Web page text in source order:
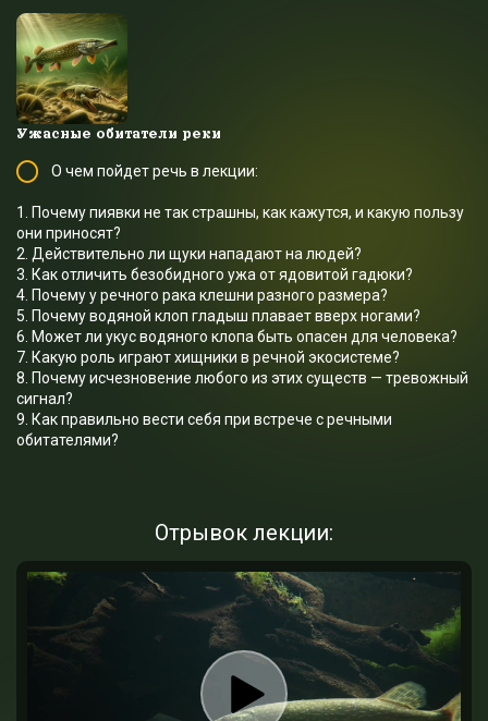
Ужасные обитатели реки
О чем пойдет речь в лекции:
1. Почему пиявки не так страшны, как кажутся, и какую пользу
они приносят?
2. Действительно ли щуки нападают на людей?
3. Как отличить безобидного ужа от ядовитой гадюки?
4. Почему у речного рака клешни разного размера?
5. Почему водяной клоп гладыш плавает вверх ногами?
6. Может ли укус водяного клопа быть опасен для человека?
7. Какую роль играют хищники в речной экосистеме?
8. Почему исчезновение любого из этих существ — тревожный
сигнал?
9. Как правильно вести себя при встрече с речными
обитателями?
Отрывок лекции: